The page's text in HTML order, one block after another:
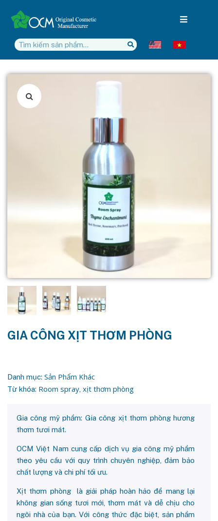
GIA CÔNG XỊT THƠM PHÒNG
Danh mục: Sản Phẩm Khác
Từ khóa: Room spray, xịt thơm phòng
Gia công mỹ phẩm: Gia công xịt thơm phòng hương
thơm tươi mát.
OCM Việt Nam cung cấp dịch vụ gia công mỹ phẩm
theo yêu cầu với quy trình chuyên nghiệp, đảm bảo
chất lượng và chi phí tối ưu.
Xịt thơm phòng là giải pháp hoàn hảo để mang lại
không gian sống tươi mới, thơm mát và dễ chịu cho
ngôi nhà của bạn. Với công thức đặc biệt, sản phẩm